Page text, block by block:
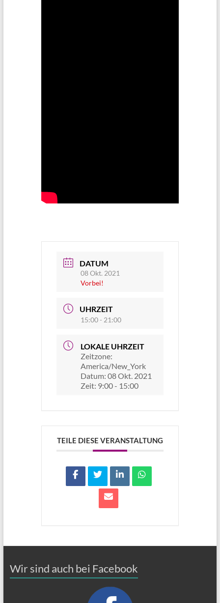
DATUM
08 Okt. 2021
Vorbei!
UHRZEIT
15:00 - 21:00
LOKALE UHRZEIT
Zeitzone:
America/New_York
Datum: 08 Okt. 2021
Zeit: 9:00 - 15:00
TEILE DIESE VERANSTALTUNG
Wir sind auch bei Facebook